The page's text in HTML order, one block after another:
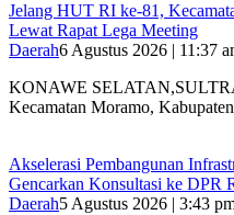
‎Jelang HUT RI ke-81,
Lewat Rapat Lega Meeting
Daerah6 Agustus 2026 | 11:37
KONAWE
Kecamatan Moramo,
Akselerasi Pembangunan
Gencarkan Konsultasi ke DPR
Daerah5 Agustus 2026 | 3:43